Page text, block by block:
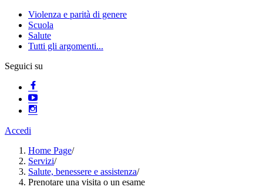
Violenza e parità di genere
Scuola
Salute
Tutti gli argomenti...
Seguici su
Accedi
Home Page/
Servizi/
Salute, benessere e assistenza/
Prenotare una visita o un esame